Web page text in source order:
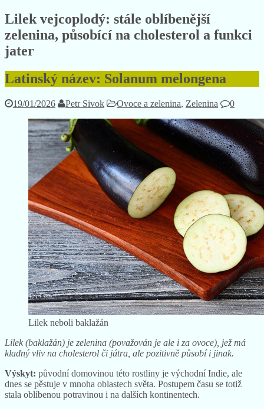
Lilek vejcoplodý: stále oblíbenější
zelenina, působící na cholesterol a funkci
jater
Latinský název: Solanum melongena
19/01/2026 Petr Sivok Ovoce a zelenina, Zelenina 0
Lilek neboli baklažán
Lilek (baklažán) je zelenina (považován je ale i za ovoce), jež má
kladný vliv na cholesterol či játra, ale pozitivně působí i jinak.
Výskyt: původní domovinou této rostliny je východní Indie, ale
dnes se pěstuje v mnoha oblastech světa. Postupem času se totiž
stala oblíbenou potravinou i na dalších kontinentech.